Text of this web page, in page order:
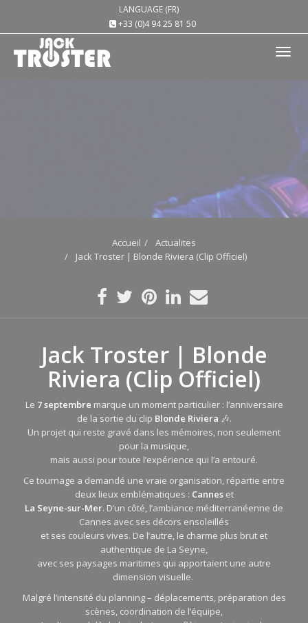
LANGUAGE (FR)
+33 (0)4 94 25 81 50
Accueil
Actualites
Jack Troster | Blonde Riviera (Clip Officiel)
Jack Troster | Blonde
Riviera (Clip Officiel)
Le 7 septembre marque un moment particulier : l’anniversaire
de la sortie du clip Blonde Riviera 🎶.
Un projet qui reste gravé dans les mémoires, non seulement
pour la musique,
mais aussi pour toute l’expérience qui l’a entouré.
Ce tournage a demandé une vraie organisation, répartie entre
deux lieux emblématiques : Canneset
La Seyne-sur-Mer. D’un côté, l’ambiance méditerranéenne de
Cannes avec ses décors ensoleillés
et ses couleurs vives. De l’autre, le charme plus brut et
authentique de La Seyne,
avec ses paysages maritimes qui apportaient une autre
dimension visuelle.
Malgré l’intensité du planning – déplacements, préparation des
scènes, coordination de l’équipe,